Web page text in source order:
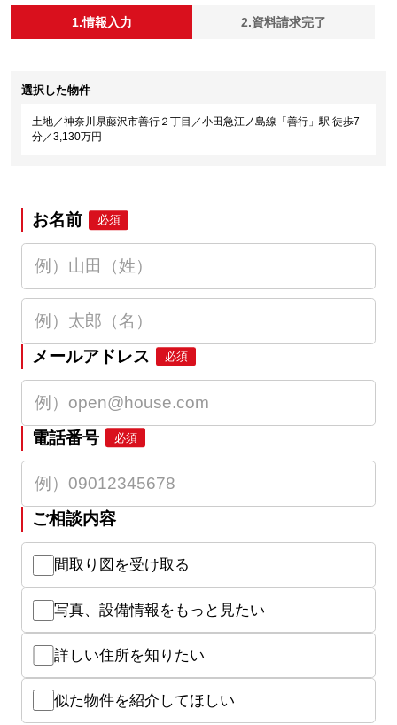
1.情報入力 2.資料請求完了
選択した物件
土地／神奈川県藤沢市善行２丁目／小田急江ノ島線「善行」駅 徒歩7
分／3,130万円
お名前 必須
メールアドレス 必須
電話番号 必須
ご相談内容
間取り図を受け取る
写真、設備情報をもっと見たい
詳しい住所を知りたい
似た物件を紹介してほしい